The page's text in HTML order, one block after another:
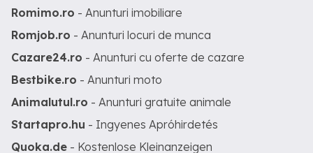
Romimo.ro - Anunturi imobiliare
Romjob.ro - Anunturi locuri de munca
Cazare24.ro - Anunturi cu oferte de cazare
Bestbike.ro - Anunturi moto
Animalutul.ro - Anunturi gratuite animale
Startapro.hu - Ingyenes Apróhirdetés
Quoka.de - Kostenlose Kleinanzeigen